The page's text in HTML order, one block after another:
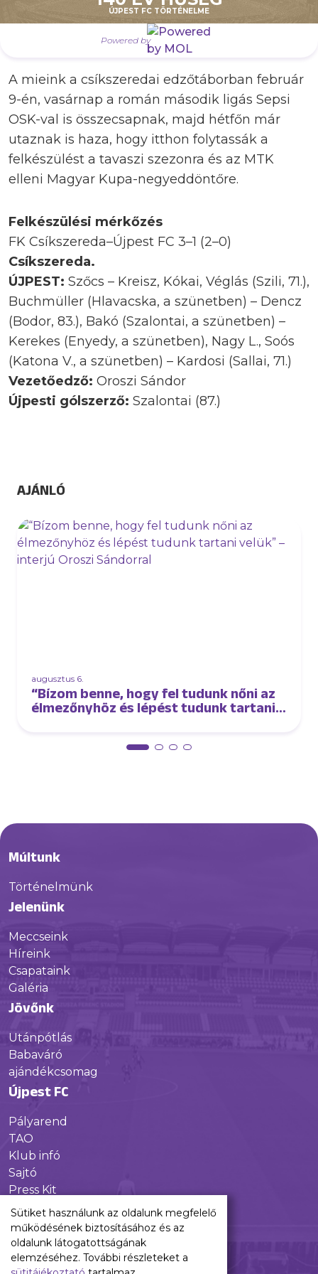
ÚJPEST FC TÖRTÉNELME
Powered by
játszik”
– mondta el csapatunk edzője, Oroszi
A mieink a csíkszeredai edzőtáborban február
9-én, vasárnap a román második ligás Sepsi
OSK-val is összecsapnak, majd hétfőn már
utaznak is haza, hogy itthon folytassák a
felkészülést a tavaszi szezonra és az MTK
elleni Magyar Kupa-negyeddöntőre.
Felkészülési mérkőzés
FK Csíkszereda–Újpest FC 3–1 (2–0)
Csíkszereda.
ÚJPEST: Szőcs – Kreisz, Kókai, Véglás (Szili, 71.),
Buchmüller (Hlavacska, a szünetben) – Dencz
(Bodor, 83.), Bakó (Szalontai, a szünetben) –
Kerekes (Enyedy, a szünetben), Nagy L., Soós
(Katona V., a szünetben) – Kardosi (Sallai, 71.)
Vezetőedző: Oroszi Sándor
Újpesti gólszerző: Szalontai (87.)
AJÁNLÓ
augusztus 6.
“Bízom benne, hogy fel tudunk nőni az
élmezőnyhöz és lépést tudunk tartani
Múltunk
Történelmünk
Jelenünk
Meccseink
Híreink
Csapataink
Galéria
Jövőnk
Utánpótlás
Babaváró
ajándékcsomag
Újpest FC
Pályarend
TAO
Klub infó
Sajtó
Press Kit
Újpest FC Shop
Digitális felületeink
Facebook
Sütiket használunk az oldalunk megfelelő
működésének biztosításához és az
oldalunk látogatottságának
elemzéséhez. További részleteket a